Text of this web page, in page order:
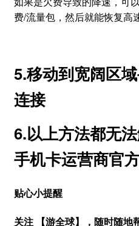
费/流量包，然后就能恢复高
5.移动到宽阔区
连接
6.以上方法都无
手机卡运营商官
贴心小提醒
关注 【游全球】，随时随地